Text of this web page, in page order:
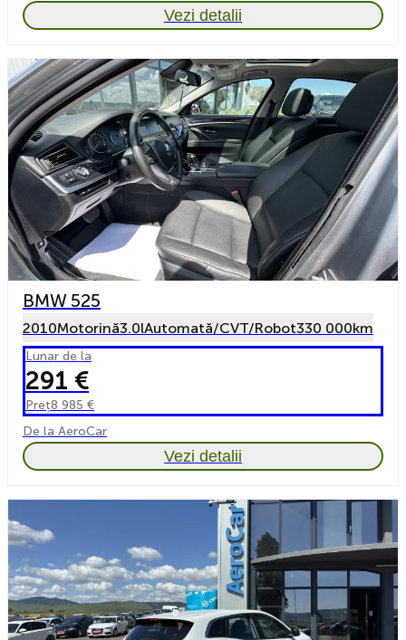
Vezi detalii
BMW 525
2010Motorină3.0lAutomată/CVT/Robot330 000km
Lunar de la
291 €
Preț8 985 €
De la AeroCar
Vezi detalii